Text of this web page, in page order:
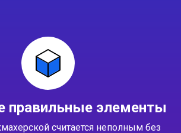
правильные элементы
считается неполным без